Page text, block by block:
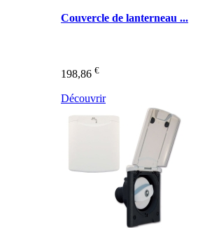
Couvercle de lanterneau ...
198,86 €
Découvrir